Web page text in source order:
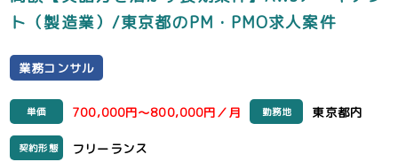
ト（製造業）/東京都のPM・PMO求人案件
業務コンサル
単価 700,000円～800,000円／月 勤務地 東京都内
契約形態 フリーランス